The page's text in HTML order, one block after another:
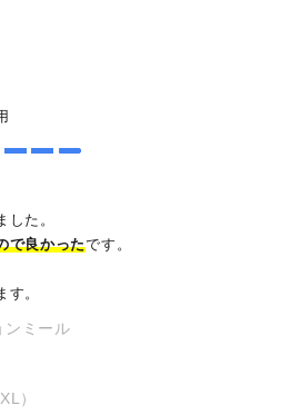
した。
で良かったです。
す。
ンミール
）